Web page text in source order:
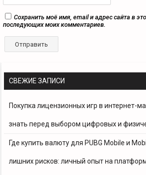
СВЕЖИЕ ЗАПИСИ
Покупка лицензионных игр в интернет-
знать перед выбором цифровых и
Где купить валюту для PUBG Mobile и
лишних рисков: личный опыт на
Сохранить моё имя, email и адрес сайта в
последующих моих комментариев.